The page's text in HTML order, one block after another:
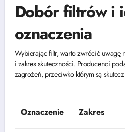
Dobór filtrów i
oznaczenia
Wybierając filtr, warto zwrócić uwagę
i zakres skuteczności. Producenci
zagrożeń, przeciwko którym są
Oznaczenie Zakres